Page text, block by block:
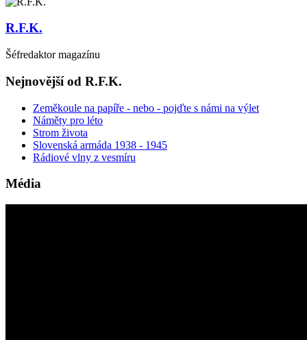
R.F.K.
Šéfredaktor magazínu
Nejnovější od R.F.K.
Zeměkoule na papíře - nebo - pojďte s námi na výlet
Náměty pro léto
Strom života
Slovenská armáda 1938 - 1945
Rádiové vlny z vesmíru
Média